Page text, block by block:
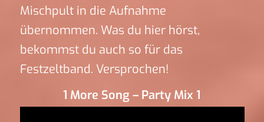
Mischpult in die Aufnahme
übernommen. Was du hier hörst,
bekommst du auch so für das
Festzeltband. Versprochen!
1 More Song – Party Mix 1